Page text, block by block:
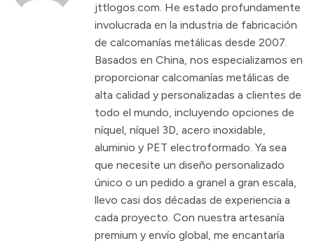
jttlogos.com. He estado profundamente
involucrada en la industria de fabricación
de calcomanías metálicas desde 2007.
Basados en China, nos especializamos en
proporcionar calcomanías metálicas de
alta calidad y personalizadas a clientes de
todo el mundo, incluyendo opciones de
níquel, níquel 3D, acero inoxidable,
aluminio y PET electroformado. Ya sea
que necesite un diseño personalizado
único o un pedido a granel a gran escala,
llevo casi dos décadas de experiencia a
cada proyecto. Con nuestra artesanía
premium y envío global, me encantaría